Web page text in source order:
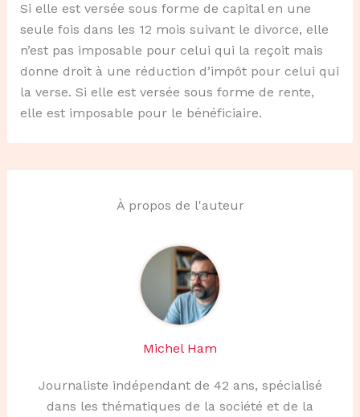
Si elle est versée sous forme de capital en une
seule fois dans les 12 mois suivant le divorce, elle
n’est pas imposable pour celui qui la reçoit mais
donne droit à une réduction d’impôt pour celui qui
la verse. Si elle est versée sous forme de rente,
elle est imposable pour le bénéficiaire.
À propos de l'auteur
Michel Ham
Journaliste indépendant de 42 ans, spécialisé
dans les thématiques de la société et de la